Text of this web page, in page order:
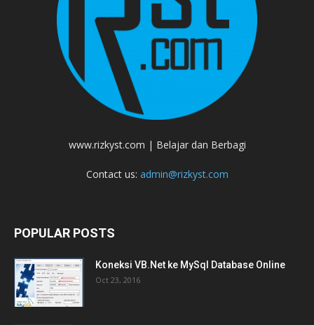
www.rizkyst.com | Belajar dan Berbagi
Contact us: admin@rizkyst.com
POPULAR POSTS
Koneksi VB.Net ke MySql Database Online
Oct 23, 2016